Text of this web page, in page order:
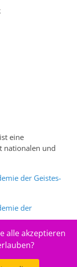
eine
nationalen und
der Geistes-
der
www.sciences-
alle akzeptieren